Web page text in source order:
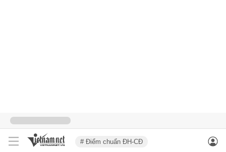
# Điểm chuẩn ĐH-CĐ